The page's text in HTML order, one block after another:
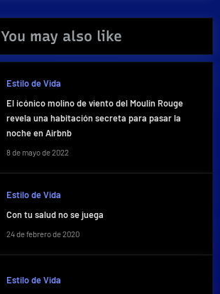
You may also like
Estilo de Vida
El icónico molino de viento del Moulin Rouge
revela una habitación secreta para pasar la
noche en Airbnb
8 de mayo de 2022
Estilo de Vida
Con tu salud no se juega
24 de febrero de 2020
Estilo de Vida